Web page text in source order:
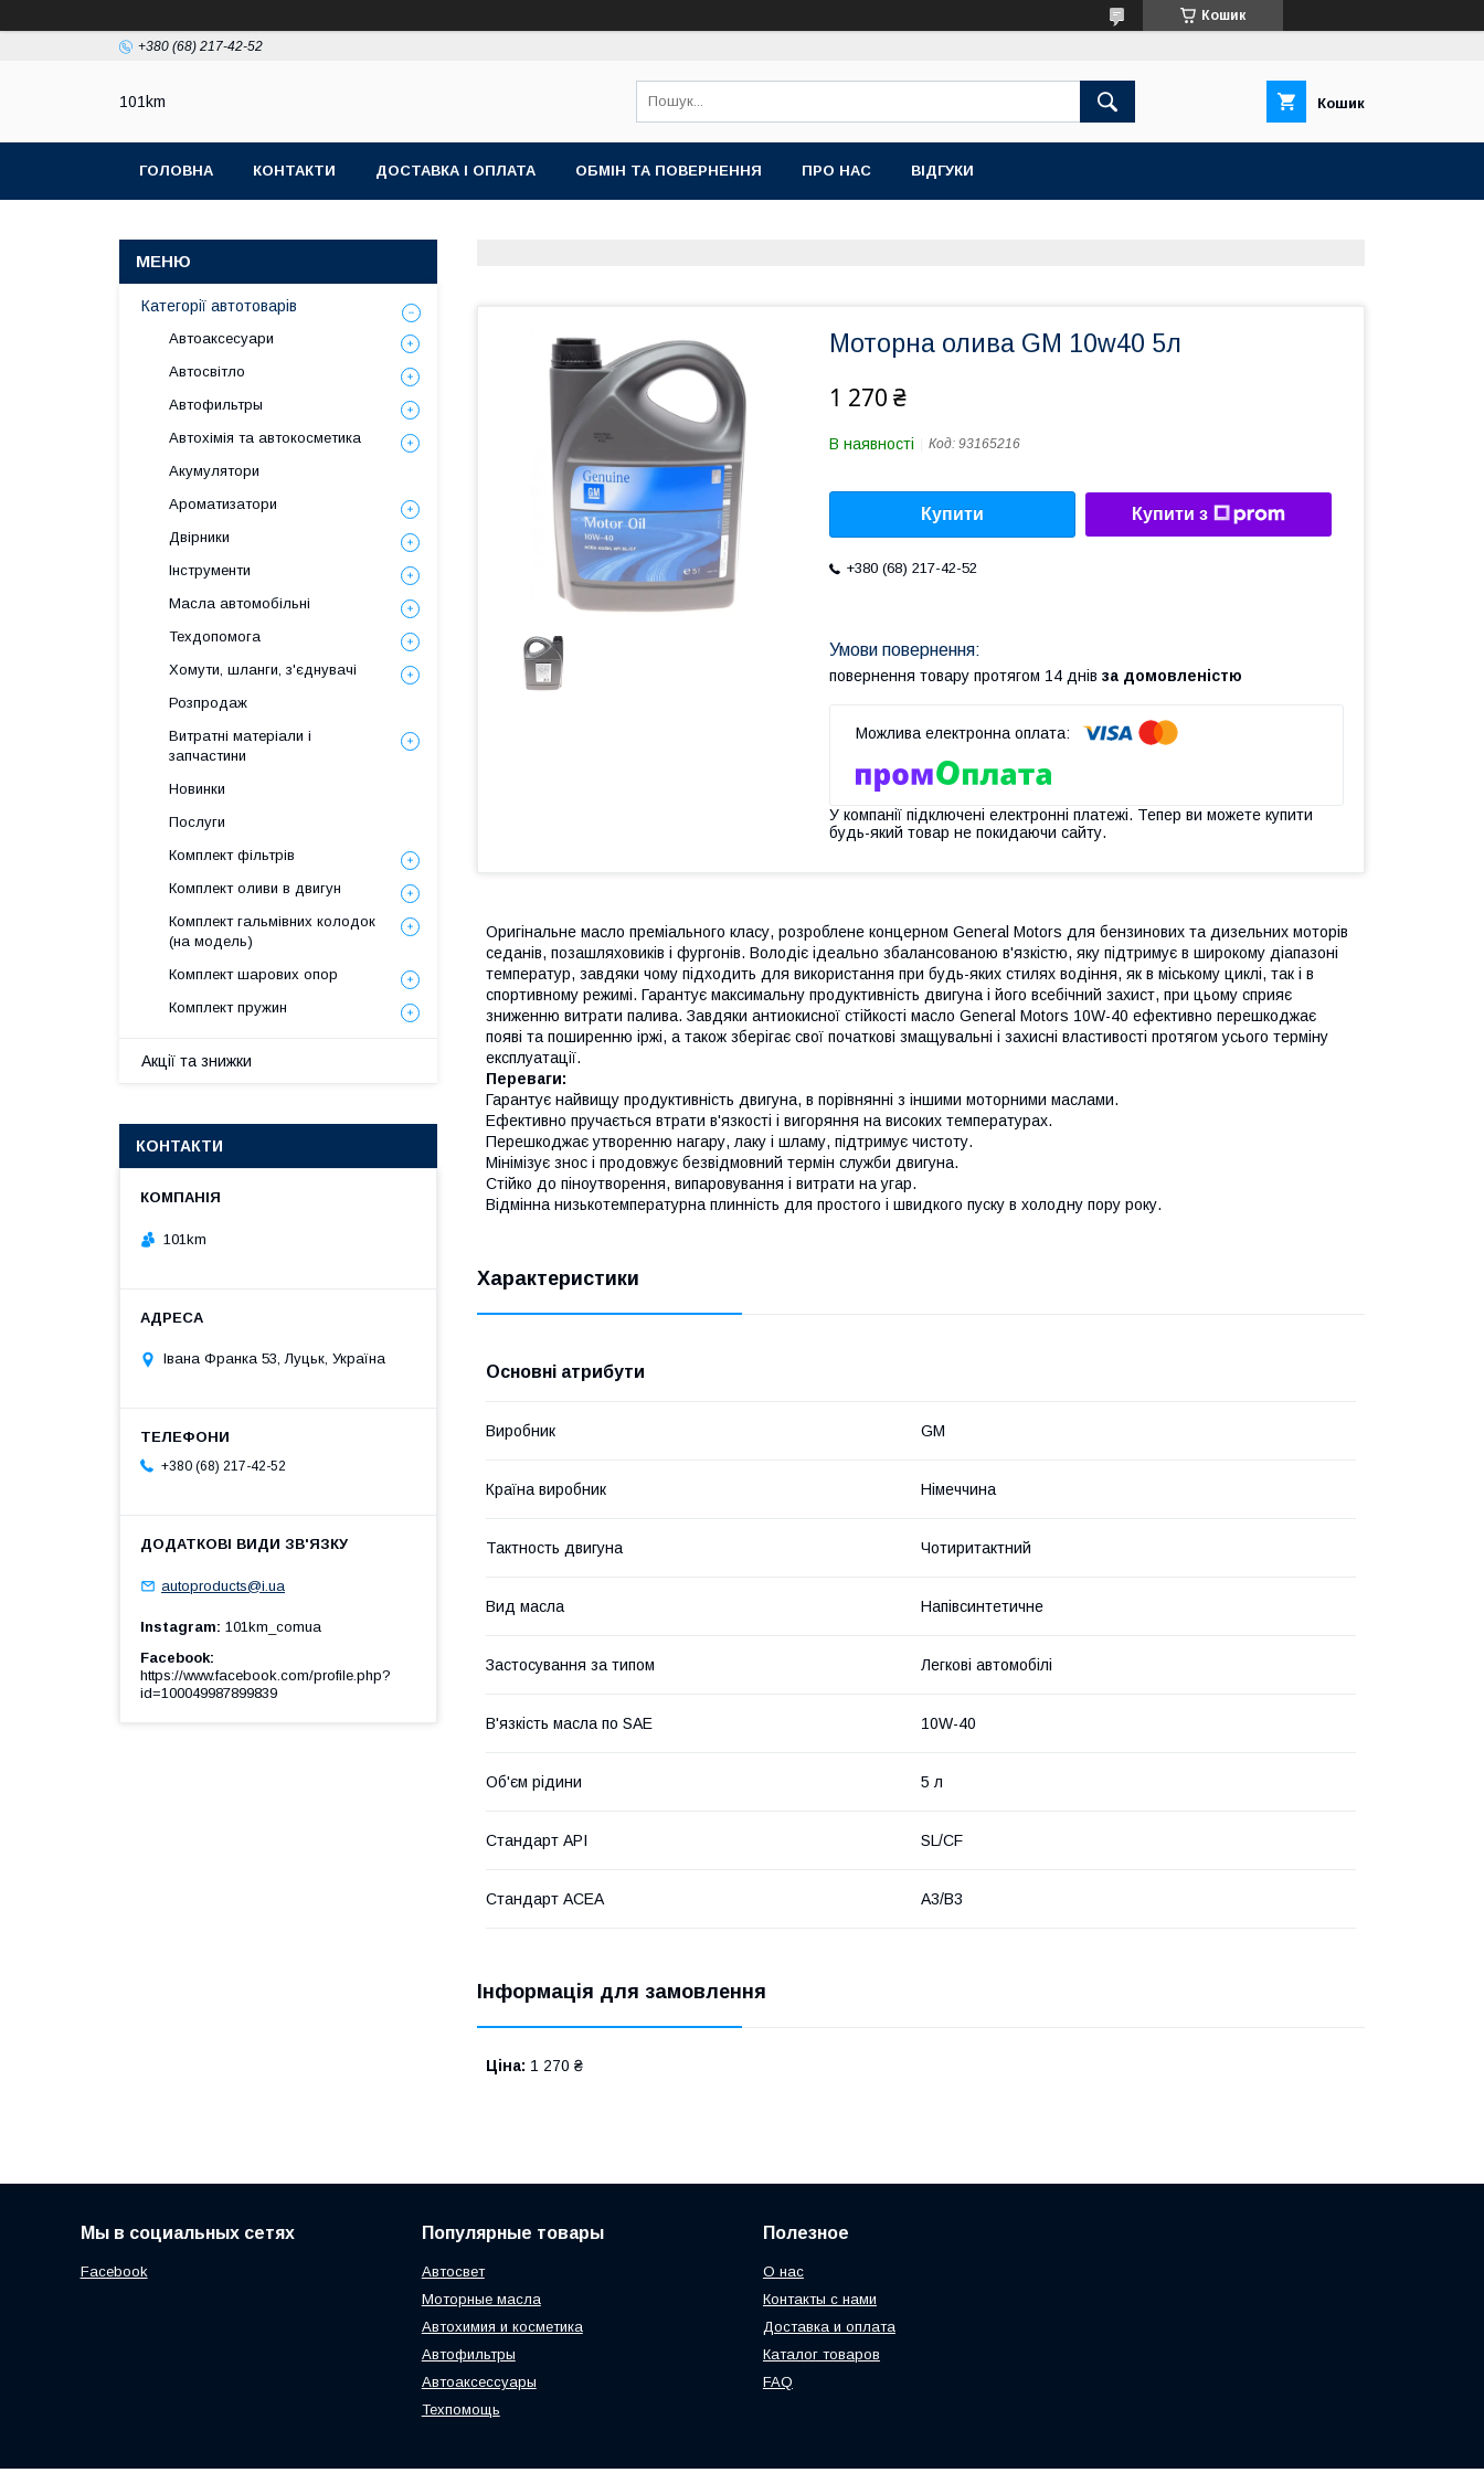
Кошик
+380 (68) 217-42-52
101km Кошик
ГОЛОВНА КОНТАКТИ ДОСТАВКА І ОПЛАТА ОБМІН ТА ПОВЕРНЕННЯ ПРО НАС ВІДГУКИ
Моторна олива GM 10w40 5л
1 270 ₴
В наявності Код: 93165216
Купити Купити з
+380 (68) 217-42-52
повернення товару протягом 14 днів за домовленістю
У компанії підключені електронні платежі. Тепер ви можете купити
будь-який товар не покидаючи сайту.
Оригінальне масло преміального класу, розроблене концерном General Motors для бензинових та дизельних моторів
седанів, позашляховиків і фургонів. Володіє ідеально збалансованою в'язкістю, яку підтримує в широкому діапазоні
температур, завдяки чому підходить для використання при будь-яких стилях водіння, як в міському циклі, так і в
спортивному режимі. Гарантує максимальну продуктивність двигуна і його всебічний захист, при цьому сприяє
зниженню витрати палива. Завдяки антиокисної стійкості масло General Motors 10W-40 ефективно перешкоджає
появі та поширенню іржі, а також зберігає свої початкові змащувальні і захисні властивості протягом усього терміну
експлуатації.
Переваги:
Гарантує найвищу продуктивність двигуна, в порівнянні з іншими моторними маслами.
Ефективно пручається втрати в'язкості і вигоряння на високих температурах.
Перешкоджає утворенню нагару, лаку і шламу, підтримує чистоту.
Мінімізує знос і продовжує безвідмовний термін служби двигуна.
Стійко до піноутворення, випаровування і витрати на угар.
Відмінна низькотемпературна плинність для простого і швидкого пуску в холодну пору року.
Характеристики
Основні атрибути
Виробник GM
Країна виробник Німеччина
Тактность двигуна Чотиритактний
Вид масла Напівсинтетичне
Застосування за типом Легкові автомобілі
В'язкість масла по SAE 10W-40
Об'єм рідини 5 л
Стандарт API SL/CF
Стандарт ACEA A3/B3
Інформація для замовлення
Ціна: 1 270 ₴
Категорії автотоварів
Автоаксесуари
Автосвітло
Автофильтры
Автохімія та автокосметика
Акумулятори
Ароматизатори
Двірники
Інструменти
Масла автомобільні
Техдопомога
Хомути, шланги, з'єднувачі
Розпродаж
Витратні матеріали і
запчастини
Новинки
Послуги
Комплект фільтрів
Комплект оливи в двигун
Комплект гальмівних колодок
(на модель)
Комплект шарових опор
Комплект пружин
Акції та знижки
КОНТАКТИ
101km
Івана Франка 53, Луцьк, Україна
+380 (68) 217-42-52
autoproducts@i.ua
Instagram 101km_comua
Facebook
https://www.facebook.com/profile.php?
id=100049987899839
Мы в социальных сетях
Facebook
Популярные товары
Автосвет
Моторные масла
Автохимия и косметика
Автофильтры
Автоаксессуары
Техпомощь
Полезное
О нас
Контакты с нами
Доставка и оплата
Каталог товаров
FAQ